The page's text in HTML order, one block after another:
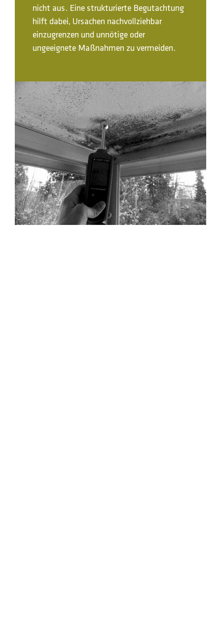
nicht aus. Eine strukturierte Begutachtung
hilft dabei, Ursachen nachvollziehbar
einzugrenzen und unnötige oder
ungeeignete Maßnahmen zu vermeiden.